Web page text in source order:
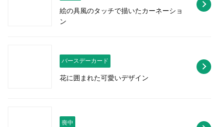
絵の具風のタッチで描いたカーネーショ
ン
バースデーカード
花に囲まれた可愛いデザイン
喪中